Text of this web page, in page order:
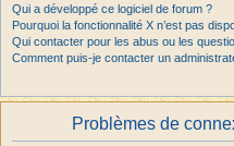
Qui a développé ce logiciel de forum ?
Pourquoi la fonctionnalité X n’est pas
Qui contacter pour les abus ou les
Comment puis-je contacter un
Problèmes de